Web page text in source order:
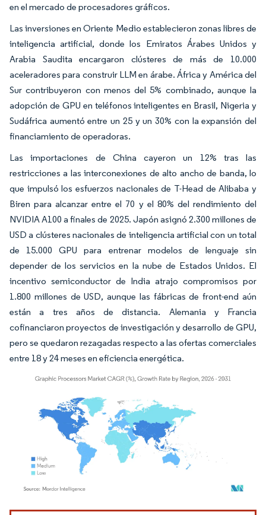
en el mercado de procesadores gráficos.
Las inversiones en Oriente Medio establecieron zonas libres de
inteligencia artificial, donde los Emiratos Árabes Unidos y
Arabia Saudita encargaron clústeres de más de 10.000
aceleradores para construir LLM en árabe. África y América del
Sur contribuyeron con menos del 5% combinado, aunque la
adopción de GPU en teléfonos inteligentes en Brasil, Nigeria y
Sudáfrica aumentó entre un 25 y un 30% con la expansión del
financiamiento de operadoras.
Las importaciones de China cayeron un 12% tras las
restricciones a las interconexiones de alto ancho de banda, lo
que impulsó los esfuerzos nacionales de T-Head de Alibaba y
Biren para alcanzar entre el 70 y el 80% del rendimiento del
NVIDIA A100 a finales de 2025. Japón asignó 2.300 millones de
USD a clústeres nacionales de inteligencia artificial con un total
de 15.000 GPU para entrenar modelos de lenguaje sin
depender de los servicios en la nube de Estados Unidos. El
incentivo semiconductor de India atrajo compromisos por
1.800 millones de USD, aunque las fábricas de front-end aún
están a tres años de distancia. Alemania y Francia
cofinanciaron proyectos de investigación y desarrollo de GPU,
pero se quedaron rezagadas respecto a las ofertas comerciales
entre 18 y 24 meses en eficiencia energética.
Imagen © Mordor Intelligence. El uso requiere atribución según CC BY 4.0.